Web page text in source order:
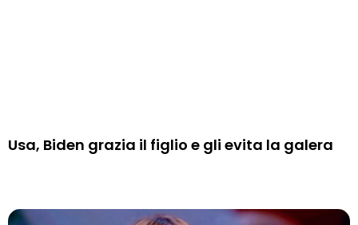
Usa, Biden grazia il figlio e gli evita la galera